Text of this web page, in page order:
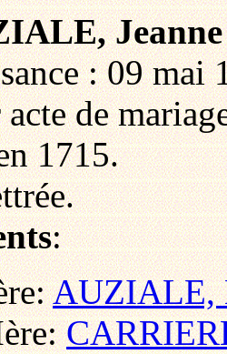
Jeanne
: 09 mai
de
1715.
:
AUZIALE,